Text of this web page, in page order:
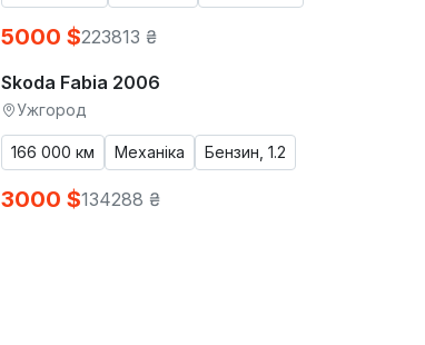
5000 $223813 ₴
Skoda Fabia 2006
Ужгород
166 000 км Механіка Бензин, 1.2
3000 $134288 ₴